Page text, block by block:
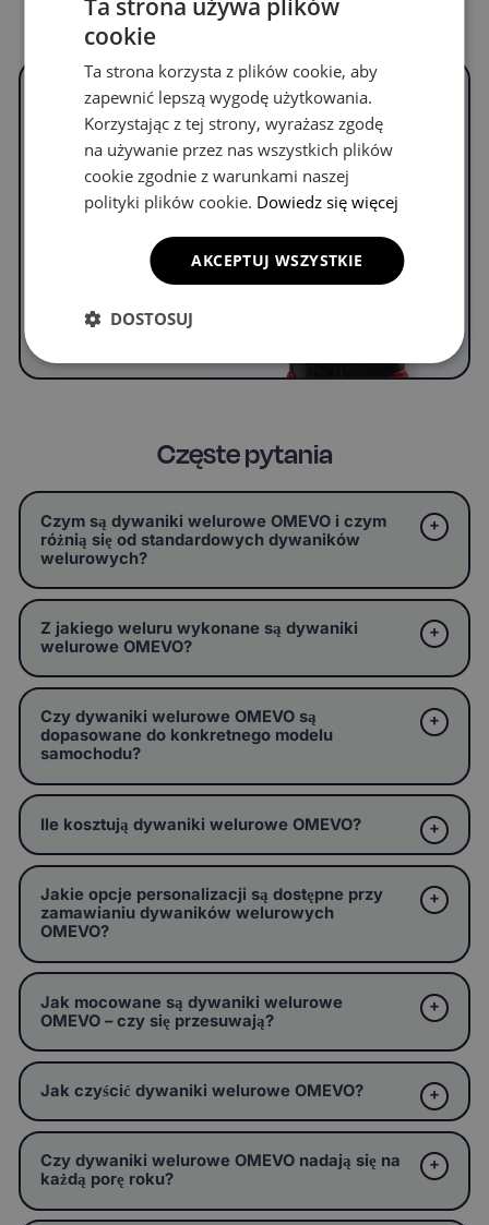
Nie znalazłeś Twojego
modelu samochodu?
Ogarniemy!
Napisz do nas, by uzyskać informacje o
dywanikach do swojego modelu.
WYPEŁNIJ FORMULARZ
Częste pytania
Czym są dywaniki welurowe OMEVO i czym
różnią się od standardowych dywaników
welurowych?
Z jakiego weluru wykonane są dywaniki
welurowe OMEVO?
Czy dywaniki welurowe OMEVO są
dopasowane do konkretnego modelu
samochodu?
Ile kosztują dywaniki welurowe OMEVO?
Jakie opcje personalizacji są dostępne przy
zamawianiu dywaników welurowych
OMEVO?
Jak mocowane są dywaniki welurowe
OMEVO – czy się przesuwają?
Jak czyścić dywaniki welurowe OMEVO?
Czy dywaniki welurowe OMEVO nadają się na
każdą porę roku?
cookie
Ta strona korzysta z plików cookie, aby
zapewnić lepszą wygodę użytkowania.
Korzystając z tej strony, wyrażasz zgodę
na używanie przez nas wszystkich plików
cookie zgodnie z warunkami naszej
polityki plików cookie. Dowiedz się więcej
AKCEPTUJ WSZYSTKIE
DOSTOSUJ